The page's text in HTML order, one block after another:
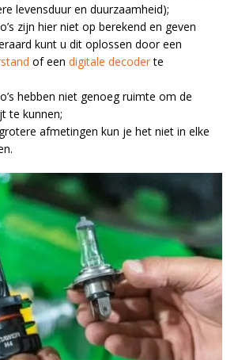
levensduur en duurzaamheid);
zijn hier niet op berekend en geven
kunt u dit oplossen door een
of een digitale decoderte
hebben niet genoeg ruimte om de
te kunnen;
afmetingen kun je het niet in elke